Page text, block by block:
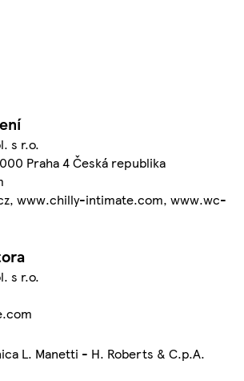
s r.o.
Praha 4 Česká republika
www.chilly-intimate.com, www.wc-
s r.o.
L. Manetti - H. Roberts & C.p.A.